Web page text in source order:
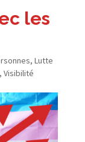
les
, Lutte
, Visibilité